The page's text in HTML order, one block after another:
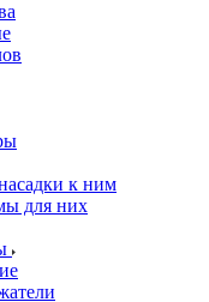
к ним
для них